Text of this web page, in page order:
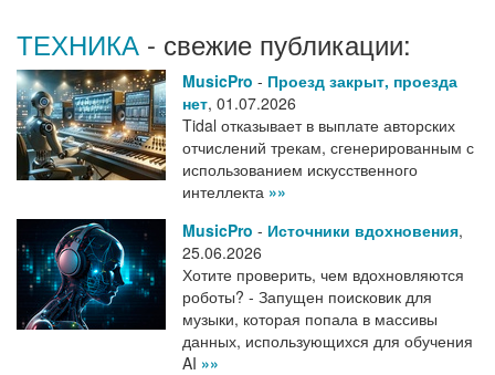
ТЕХНИКА - свежие публикации:
MusicPro - Проезд закрыт, проезда
нет, 01.07.2026
Tidal отказывает в выплате авторских
отчислений трекам, сгенерированным с
использованием искусственного
интеллекта »»
MusicPro - Источники вдохновения,
25.06.2026
Хотите проверить, чем вдохновляются
роботы? - Запущен поисковик для
музыки, которая попала в массивы
данных, использующихся для обучения
AI »»